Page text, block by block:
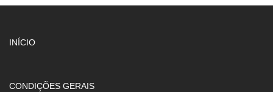
INÍCIO
CONDIÇÕES GERAIS